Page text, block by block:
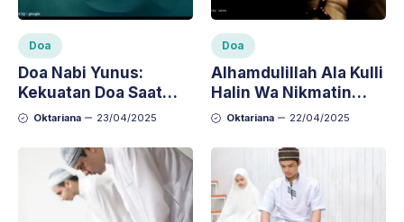
Doa
Doa Nabi Yunus:
Kekuatan Doa Saat
Dalam Kesulitan
Oktariana 23/04/2025
Doa
Alhamdulillah Ala Kulli
Halin Wa Nikmatin
Artinya dan
Kehidupan Sehari-hari
Oktariana 22/04/2025